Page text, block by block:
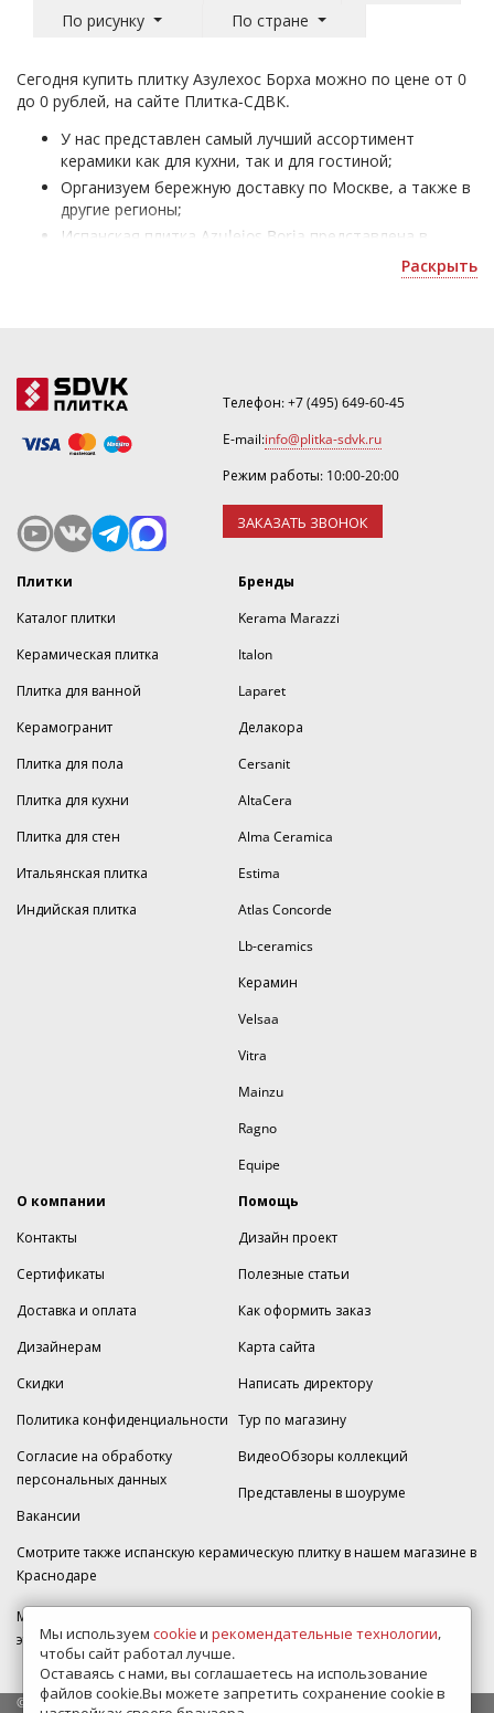
По рисунку
По стране
Сегодня купить плитку Азулехос Борха можно по цене от 0
до 0 рублей, на сайте Плитка-СДВК.
У нас представлен самый лучший ассортимент
керамики как для кухни, так и для гостиной;
Организуем бережную доставку по Москве, а также в
другие регионы;
Испанская плитка Azulejos Borja представлена в
разнообразии: формата - 600x600, 447x447 мм,
рисунка - со вставками, под камень, цвета - темно-
входят: плитка напольная, керамогранит;
Покупая ее, Вы получаете официальную гарантию
возможность приобрести товар по акции или скидки.
Раскрыть
Телефон:+7 (495) 649-60-45
E-mail:info@plitka-sdvk.ru
Режим работы: 10:00-20:00
ЗАКАЗАТЬ ЗВОНОК
Плитки
Каталог плитки
Керамическая плитка
Плитка для ванной
Керамогранит
Плитка для пола
Плитка для кухни
Плитка для стен
Итальянская плитка
Индийская плитка
Бренды
Kerama Marazzi
Italon
Laparet
Делакора
Cersanit
AltaCera
Alma Ceramica
Estima
Atlas Concorde
Lb-ceramics
Керамин
Velsaa
Vitra
Mainzu
Ragno
Equipe
О компании
Контакты
Сертификаты
Доставка и оплата
Дизайнерам
Скидки
Политика конфиденциальности
Согласие на обработку
персональных данных
Вакансии
Помощь
Дизайн проект
Полезные статьи
Как оформить заказ
Карта сайта
Написать директору
Тур по магазину
ВидеоОбзоры коллекций
Представлены в шоуруме
Смотрите также испанскую керамическую плитку в нашем магазине в
Краснодаре
МКАД 2км внешняя сторона, д. 2, ТРЦ "Шоколад" (РИО) Реутов, -1
этаж, магазин Плитка-SDVK.
© 2009—2026 г. Все права защищены
Мы используем cookieи рекомендательные технологии,
чтобы сайт работал лучше.
Оставаясь с нами, вы соглашаетесь на использование
файлов cookie.Вы можете запретить сохранение cookie в